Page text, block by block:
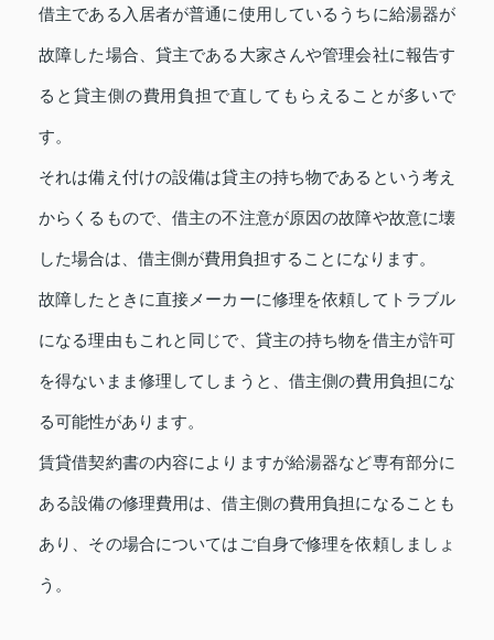
借主である入居者が普通に使用しているうちに給湯器が
故障した場合、貸主である大家さんや管理会社に報告す
ると貸主側の費用負担で直してもらえることが多いで
す。
それは備え付けの設備は貸主の持ち物であるという考え
からくるもので、借主の不注意が原因の故障や故意に壊
した場合は、借主側が費用負担することになります。
故障したときに直接メーカーに修理を依頼してトラブル
になる理由もこれと同じで、貸主の持ち物を借主が許可
を得ないまま修理してしまうと、借主側の費用負担にな
る可能性があります。
賃貸借契約書の内容によりますが給湯器など専有部分に
ある設備の修理費用は、借主側の費用負担になることも
あり、その場合についてはご自身で修理を依頼しましょ
う。